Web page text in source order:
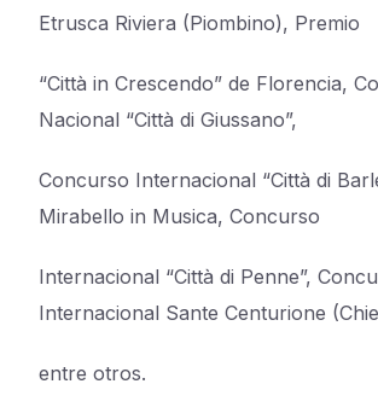
Etrusca Riviera (Piombino), Premio
“Città in Crescendo” de Florencia,
Nacional “Città di Giussano”,
Concurso Internacional “Città di
Mirabello in Musica, Concurso
Internacional “Città di Penne”,
Internacional Sante Centurione
entre otros.